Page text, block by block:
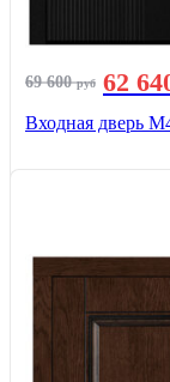
69 600руб 62
Входная дверь